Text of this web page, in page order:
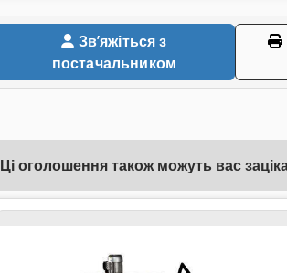
постачальником
Ці оголошення також можуть вас